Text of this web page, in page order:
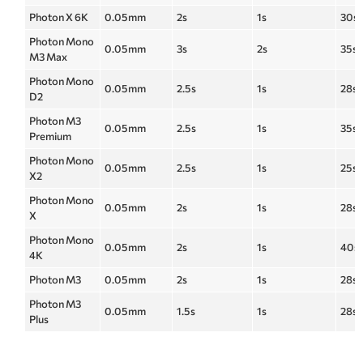
Photon X 6K 0.05mm 2s 1s
30s
Photon Mono
M3 Max
0.05mm 3s 2s 35s
Photon Mono
D2
0.05mm 2.5s 1s 28s
Photon M3
Premium
0.05mm 2.5s 1s 35s
Photon Mono
X2
0.05mm 2.5s 1s 25s
Photon Mono
X
0.05mm 2s 1s 28s
Photon Mono
4K
0.05mm 2s 1s 40s
Photon M3 0.05mm 2s 1s
28s
Photon M3
Plus
0.05mm 1.5s 1s 28s